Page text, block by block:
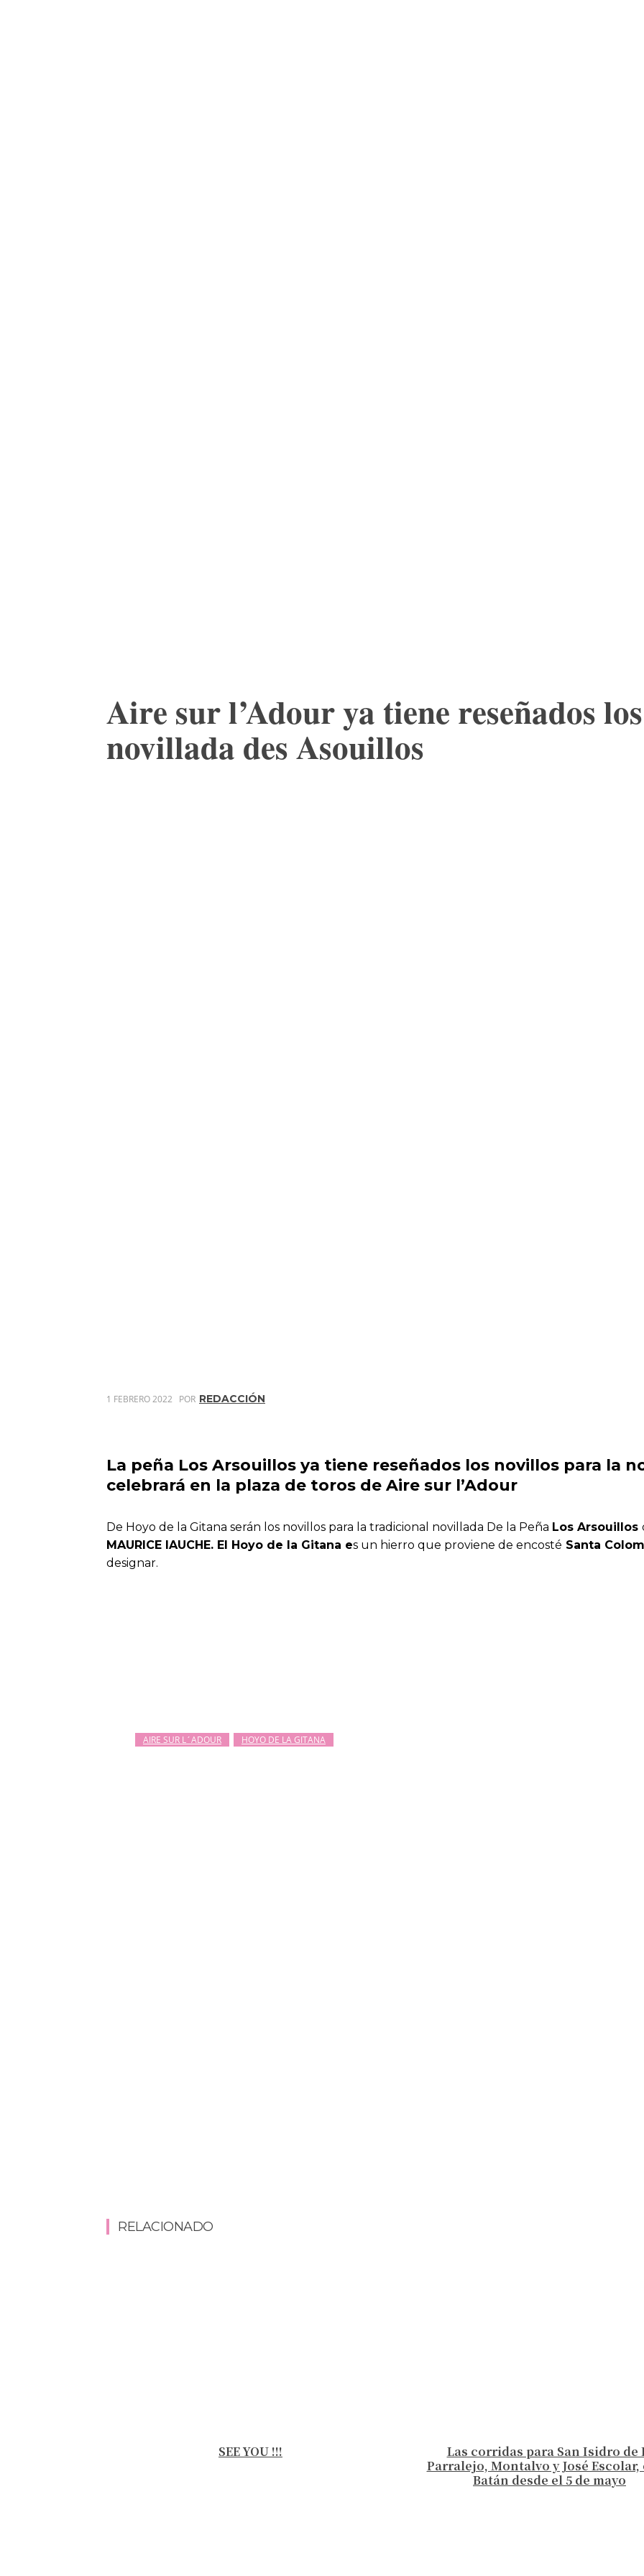
Aire sur l’Adour ya tiene reseñados
novillada des Asouillos
1 FEBRERO 2022 POR REDACCIÓN
La peña Los Arsouillos ya tiene reseñados los novillos para la
celebrará en la plaza de toros de Aire sur l’Adour
De Hoyo de la Gitana serán los novillos para la tradicional novillada De la Peña Los Arsouillos
MAURICE lAUCHE. El Hoyo de la Gitana es un hierro que proviene de encosté Santa
designar.
AIRE SUR L´ADOUR HOYO DE LA GITANA
RELACIONADO
SEE YOU !!!
Las corridas para San Isidro de
Parralejo, Montalvo y José Escolar,
Batán desde el 5 de mayo